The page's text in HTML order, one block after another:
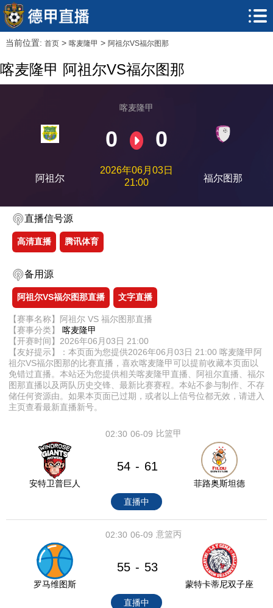
当前位置: 首页> 喀麦隆甲 > 阿祖尔VS福尔图那
喀麦隆甲 阿祖尔VS福尔图那
阿祖尔
喀麦隆甲
0 0
2026年06月03日
21:00
福尔图那
直播信号源
高清直播 腾讯体育
备用源
阿祖尔VS福尔图那直播 文字直播
【赛事名称】阿祖尔 VS 福尔图那直播
【赛事分类】 喀麦隆甲
【开赛时间】2026年06月03日 21:00
【友好提示】：本页面为您提供2026年06月03日 21:00 喀麦隆甲阿
祖尔VS福尔图那的比赛直播，喜欢喀麦隆甲可以提前收藏本页面以
免错过直播。本站还为您提供相关喀麦隆甲直播、阿祖尔直播、福尔
图那直播以及两队历史交锋、最新比赛赛程。本站不参与制作、不存
储任何资源由。如果本页面已过期，或者以上信号位都无效，请进入
主页查看最新直播新号。
06-09
02:30 比篮甲
安特卫普巨人
54 - 61
菲路奥斯坦德
直播中
06-09
02:30 意篮丙
罗马维图斯
55 - 53
蒙特卡蒂尼双子座
直播中